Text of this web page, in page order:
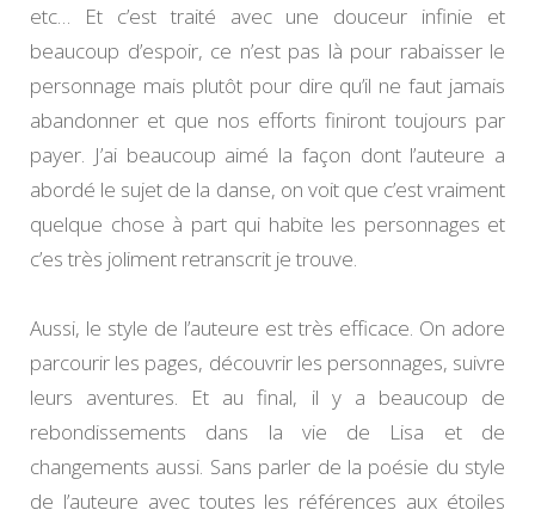
etc… Et c’est traité avec une douceur infinie et
beaucoup d’espoir, ce n’est pas là pour rabaisser le
personnage mais plutôt pour dire qu’il ne faut jamais
abandonner et que nos efforts finiront toujours par
payer. J’ai beaucoup aimé la façon dont l’auteure a
abordé le sujet de la danse, on voit que c’est vraiment
quelque chose à part qui habite les personnages et
c’es très joliment retranscrit je trouve.
Aussi, le style de l’auteure est très efficace. On adore
parcourir les pages, découvrir les personnages, suivre
leurs aventures. Et au final, il y a beaucoup de
rebondissements dans la vie de Lisa et de
changements aussi. Sans parler de la poésie du style
de l’auteure avec toutes les références aux étoiles